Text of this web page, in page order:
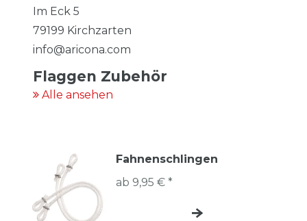
Im Eck 5
79199 Kirchzarten
info@aricona.com
Flaggen Zubehör
Alle ansehen
Fahnenschlingen
ab 9,95 € *